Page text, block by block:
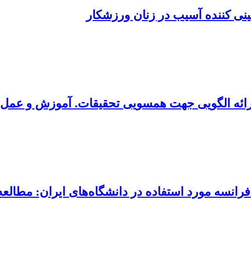
کننده آسیب در زنان ورزشکار
ارائه الگویی جهت همسویی تحقیقات. آموزش و عمل